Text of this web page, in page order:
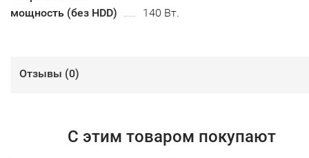
мощность (без HDD)
140 Вт.
Отзывы (0)
С этим товаром покупают